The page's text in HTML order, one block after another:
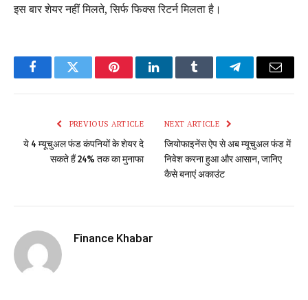
इस बार शेयर नहीं मिलते, सिर्फ फिक्स रिटर्न मिलता है।
FacebookTwitter PinterestLinkedInTumblr TelegramEmail
PREVIOUS ARTICLE
ये 4 म्यूचुअल फंड कंपनियों के शेयर दे
सकते हैं 24% तक का मुनाफा
NEXT ARTICLE
जियोफाइनेंस ऐप से अब म्यूचुअल फंड में
निवेश करना हुआ और आसान, जानिए
कैसे बनाएं अकाउंट
Finance Khabar